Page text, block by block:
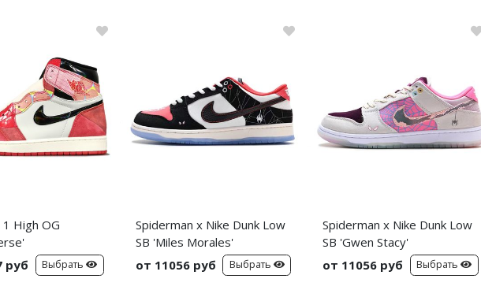
1 High OG
руб
Выбрать
Spiderman x Nike Dunk Low
SB 'Miles Morales'
от 11056 руб
Выбрать
Spiderman x Nike Dunk Low
SB 'Gwen Stacy'
от 11056 руб
Выбрать